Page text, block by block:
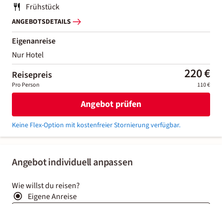
Angebot individuell anpassen
Wie willst du reisen?
Eigene Anreise
Frühstück
ANGEBOTSDETAILS
Eigenanreise
Nur Hotel
Reisepreis 220 €
Pro Person 110 €
Angebot prüfen
Keine Flex-Option mit kostenfreier Stornierung verfügbar.